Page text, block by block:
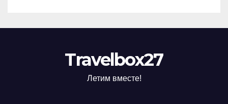
Travelbox27
Летим вместе!